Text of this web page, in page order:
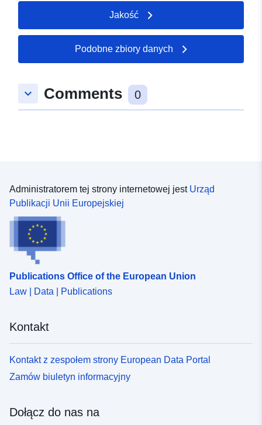
Zaktualizowano dane.europa.eu:
19 April 2026
Przestrzenne: Współrzędne:
[ [ 9.0955107,
48.8969997 ], [ 9.0961725,
48.8962967 ], [ 9.0955107,
48.8962967 ], [ 9.0955107,
uriRef:
http://data.europa.eu/88u/dataset/
Jakość
Podobne zbiory danych
keyboard_arrow_down Comments 0
Administratorem tej strony internetowej jest Urząd
Publikacji Unii Europejskiej
Publications Office of the European Union
Law | Data | Publications
Kontakt
Kontakt z zespołem strony European Data Portal
Zamów biuletyn informacyjny
Dołącz do nas na